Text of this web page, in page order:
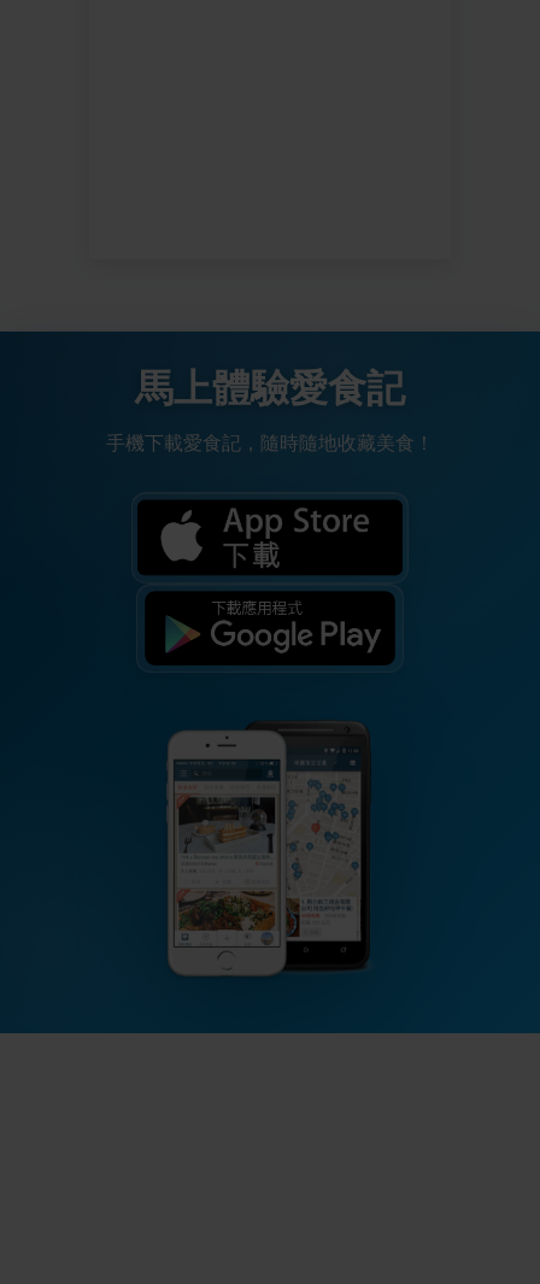
馬上體驗愛食記
手機下載愛食記，隨時隨地收藏美食！